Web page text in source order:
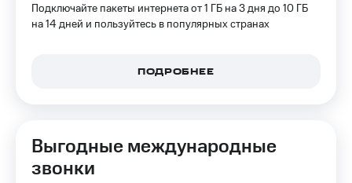
Подключайте пакеты интернета от 1 ГБ на 3 дня до 10 ГБ
на 14 дней и пользуйтесь в популярных странах
ПОДРОБНЕЕ
Выгодные международные
звонки